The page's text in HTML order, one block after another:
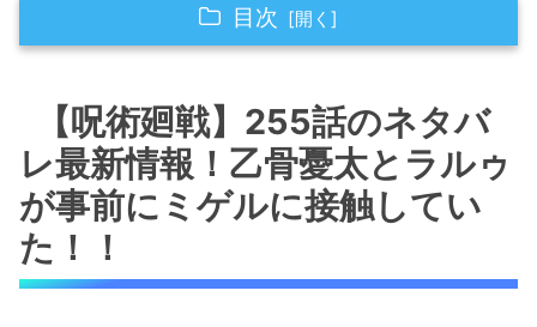
目次
憂太とラルゥが事前にミゲルに接触してい
た！！
【呪術廻戦】255話のネタバレ最新情報！ラル
ゥの術式が明らかに！！
【呪術廻戦】255話のネタバレ最新情報！ミゲ
【呪術廻戦】255話のネタバ
レ最新情報！乙骨憂太とラルゥ
が事前にミゲルに接触してい
た！！